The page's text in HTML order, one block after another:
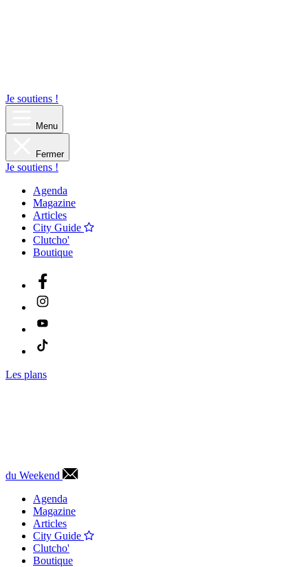
Je soutiens !
Menu
Fermer
Je soutiens !
Agenda
Magazine
Articles
City Guide
Clutcho'
Boutique
Les plans
du Weekend
Agenda
Magazine
Articles
City Guide
Clutcho'
Boutique